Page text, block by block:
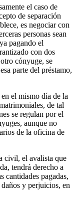
el caso de
de separación
es negociar con
personas sean
pagando el
con dos
cónyuge, se
parte del préstamo,
el mismo día de la
de tal
se regulan por el
aunque no
de la oficina de
civil, el avalista que
tendrá derecho a
cantidades pagadas,
y perjuicios, en